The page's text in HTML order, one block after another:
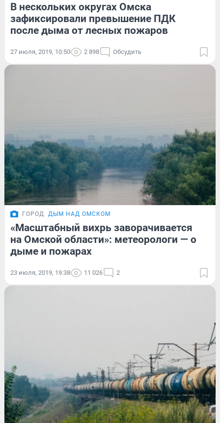
В нескольких округах Омска
зафиксировали превышение ПДК
после дыма от лесных пожаров
27 июля, 2019, 10:50 2 898 Обсудить
ГОРОД ДЫМ НАД ОМСКОМ
«Масштабный вихрь заворачивается
на Омской области»: метеорологи — о
дыме и пожарах
23 июля, 2019, 19:38 11 026 2